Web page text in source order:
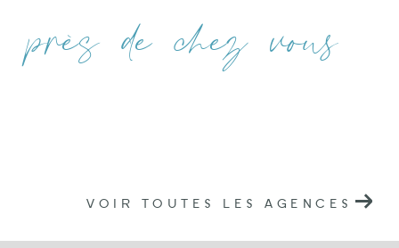
près de chez vous
VOIR TOUTES LES AGENCES